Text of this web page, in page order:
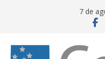
7 de